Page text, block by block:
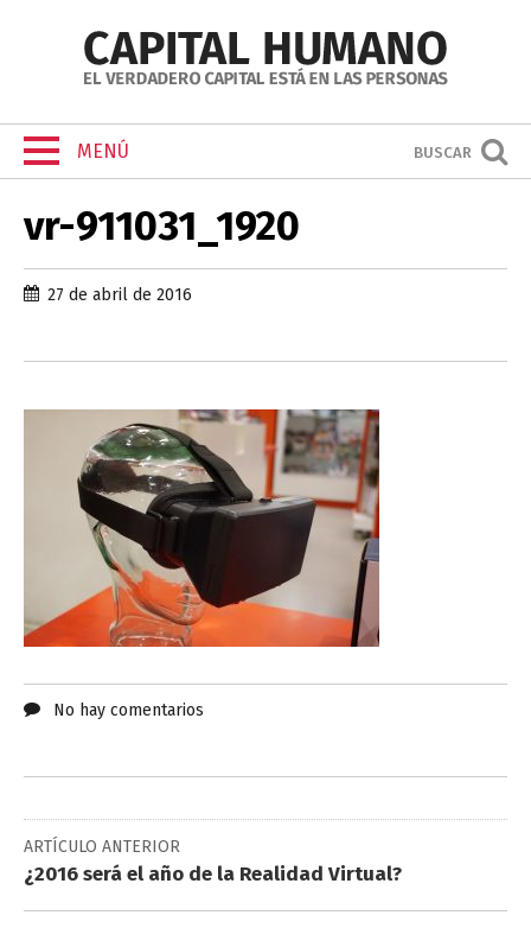
MENÚ BUSCAR
vr-911031_1920
27 de abril de 2016
No hay comentarios
ARTÍCULO ANTERIOR
¿2016 será el año de la Realidad Virtual?